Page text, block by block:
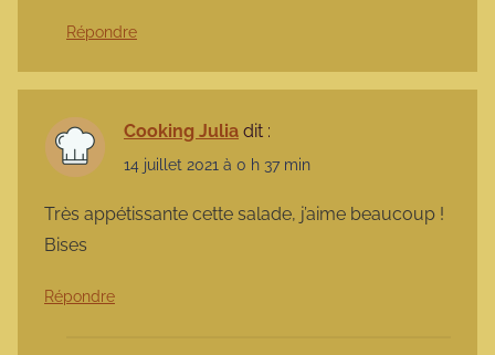
Répondre
Cooking Julia dit :
14 juillet 2021 à 0 h 37 min
Très appétissante cette salade, j’aime beaucoup !
Bises
Répondre